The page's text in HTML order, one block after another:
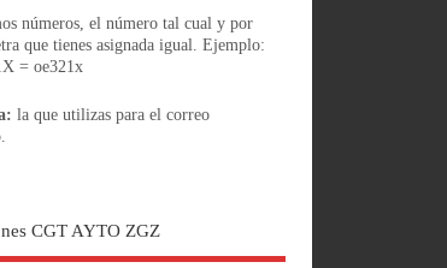
números, el número tal cual y por
que tienes asignada igual. Ejemplo:
= oe321x
la que utilizas para el correo
CGT AYTO ZGZ